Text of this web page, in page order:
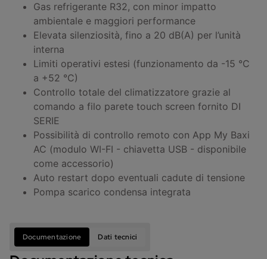
Gas refrigerante R32, con minor impatto
ambientale e maggiori performance
Elevata silenziosità, fino a 20 dB(A) per l’unità
interna
Limiti operativi estesi (funzionamento da -15 °C
a +52 °C)
Controllo totale del climatizzatore grazie al
comando a filo parete touch screen fornito DI
SERIE
Possibilità di controllo remoto con App My Baxi
AC (modulo WI-FI - chiavetta USB - disponibile
come accessorio)
Auto restart dopo eventuali cadute di tensione
Pompa scarico condensa integrata
Documentazione Dati tecnici